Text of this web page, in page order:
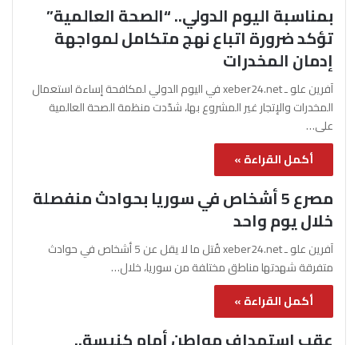
بمناسبة اليوم الدولي.. “الصحة العالمية”
تؤكد ضرورة اتباع نهج متكامل لمواجهة
إدمان المخدرات
آفرين علو ـ xeber24.net في اليوم الدولي لمكافحة إساءة استعمال
المخدرات والإتجار غير المشروع بها، شدّدت منظمة الصحة العالمية
على…
أكمل القراءة »
مصرع 5 أشخاص في سوريا بحوادث منفصلة
خلال يوم واحد
آفرين علو ـ xeber24.net قُتل ما لا يقل عن 5 أشخاص في حوادث
متفرقة شهدتها مناطق مختلفة من سوريا، خلال…
أكمل القراءة »